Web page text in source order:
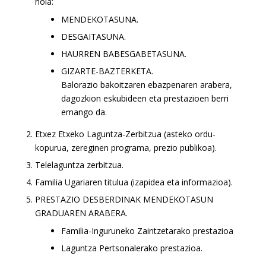
MENDEKOTASUNA.
DESGAITASUNA.
HAURREN BABESGABETASUNA.
GIZARTE-BAZTERKETA.
Balorazio bakoitzaren ebazpenaren arabera,
dagozkion eskubideen eta prestazioen berri
emango da.
Etxez Etxeko Laguntza-Zerbitzua (asteko ordu-
kopurua, zereginen programa, prezio publikoa).
Telelaguntza zerbitzua.
Familia Ugariaren titulua (izapidea eta informazioa).
PRESTAZIO DESBERDINAK MENDEKOTASUN
GRADUAREN ARABERA.
Familia-Inguruneko Zaintzetarako prestazioa
Laguntza Pertsonalerako prestazioa.